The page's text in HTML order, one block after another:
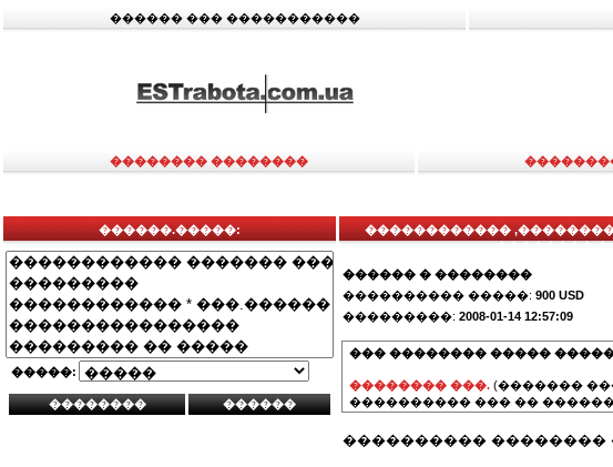
������ ��� �����������
�������� ��������
������.�����:
�����:
������������
,��������
������ � ��������
���������� �����: 900 USD
���������: 2008-01-14 12:57:09
��� �������� �����
�������� ���. (�������
���������� ��� ��
���������� ��������